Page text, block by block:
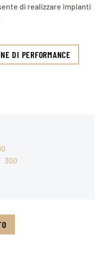
di realizzare impianti
DI PERFORMANCE
300